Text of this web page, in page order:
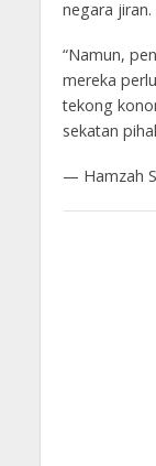
negara jiran.
“Namun,
mereka
tekong
sekatan
— Hamzah